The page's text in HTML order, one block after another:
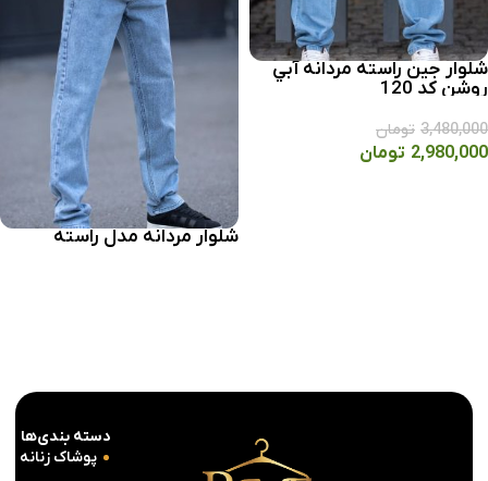
شلوار جين راسته مردانه آبي
روشن کد 120
3,480,000 تومان
2,980,000 تومان
شلوار مردانه مدل راسته
دسته بندی‌ها
پوشاک زنانه